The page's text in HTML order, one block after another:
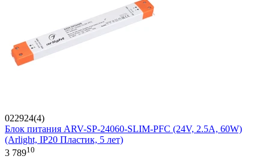
022924(4)
Блок питания ARV-SP-24060-SLIM-PFC (24V, 2.5A, 60W)
(Arlight, IP20 Пластик, 5 лет)
3 78910